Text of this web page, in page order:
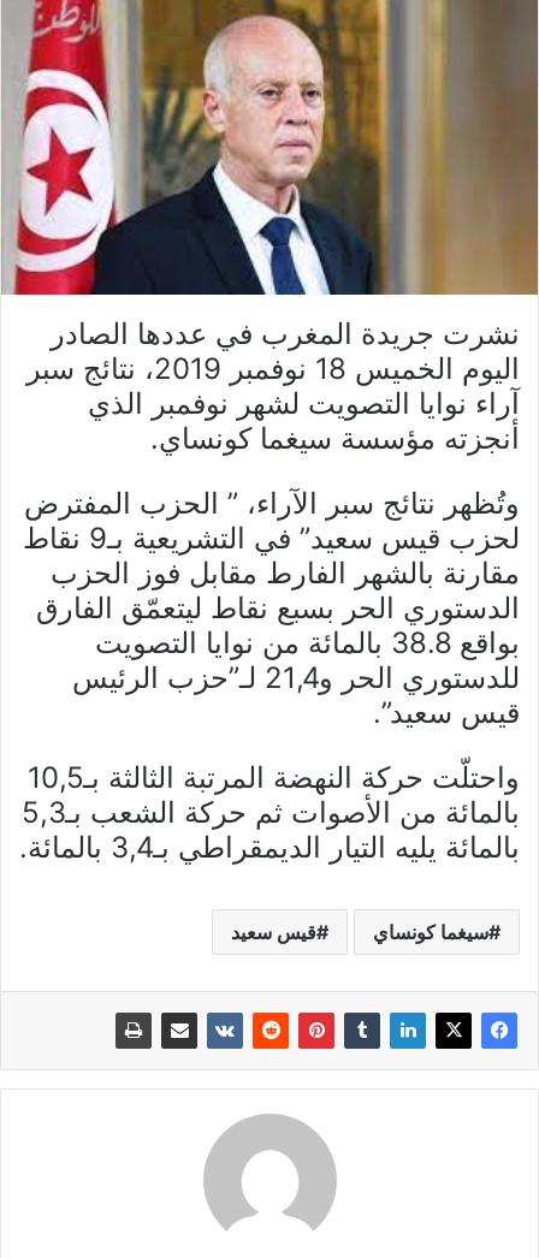
نشرت جريدة المغرب في عددها الصادر
اليوم الخميس 18 نوفمبر 2019، نتائج سبر
آراء نوايا التصويت لشهر نوفمبر الذي
أنجزته مؤسسة سيغما كونساي.
وتُظهر نتائج سبر الآراء، ” الحزب المفترض
لحزب قيس سعيد” في التشريعية بـ9 نقاط
مقارنة بالشهر الفارط مقابل فوز الحزب
الدستوري الحر بسبع نقاط ليتعمّق الفارق
بواقع 38.8 بالمائة من نوايا التصويت
للدستوري الحر و21,4 لـ”حزب الرئيس
قيس سعيد”.
واحتلّت حركة النهضة المرتبة الثالثة بـ10,5
بالمائة من الأصوات ثم حركة الشعب بـ5,3
بالمائة يليه التيار الديمقراطي بـ3,4 بالمائة.
سيغما كونساي قيس سعيد